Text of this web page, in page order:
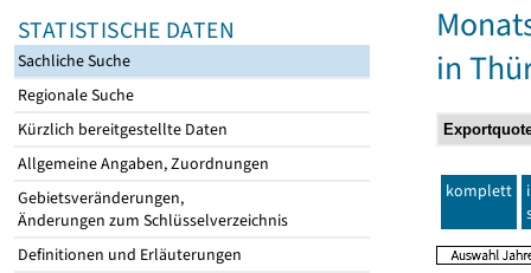
STATISTISCHE DATEN
Sachliche Suche
Regionale Suche
Kürzlich bereitgestellte Daten
Allgemeine Angaben, Zuordnungen
Gebietsveränderungen,
Änderungen zum Schlüsselverzeichnis
Definitionen und Erläuterungen
in
komplett